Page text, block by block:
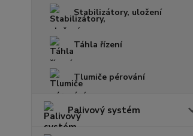
Stabilizátory, uložení
Táhla řízení
Tlumiče pérování
Palivový systém